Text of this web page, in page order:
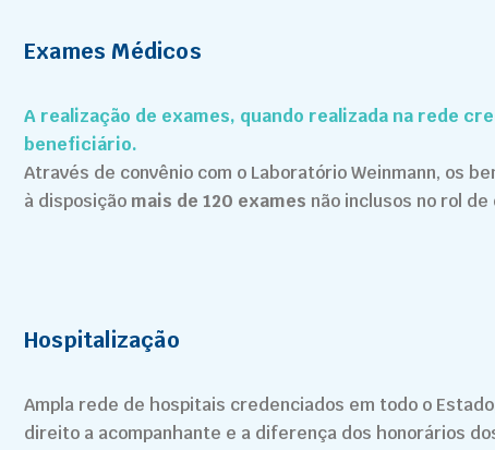
Exames Médicos
A realização de exames, quando realizada na rede
beneficiário.
Através de convênio com o Laboratório Weinmann, os
à disposição mais de 120 exames não inclusos no rol
Hospitalização
Ampla rede de hospitais credenciados em todo o
direito a acompanhante e a diferença dos honorários